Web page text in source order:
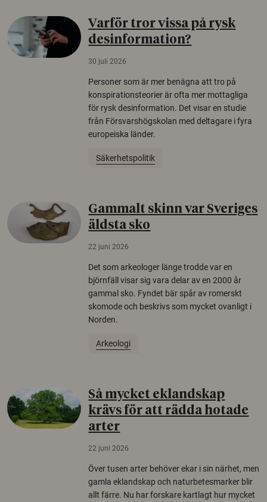
Varför tror vissa på rysk
desinformation?
30 juli 2026
Personer som är mer benägna att tro på
konspirationsteorier är ofta mer mottagliga
för rysk desinformation. Det visar en studie
från Försvarshögskolan med deltagare i fyra
europeiska länder.
Säkerhetspolitik
Gammalt skinn var Sveriges
äldsta sko
22 juni 2026
Det som arkeologer länge trodde var en
björnfäll visar sig vara delar av en 2000 år
gammal sko. Fyndet bär spår av romerskt
skomode och beskrivs som mycket ovanligt i
Norden.
Arkeologi
Så mycket eklandskap
krävs för att rädda hotade
arter
22 juni 2026
Över tusen arter behöver ekar i sin närhet, men
gamla eklandskap och naturbetesmarker blir
allt färre. Nu har forskare kartlagt hur mycket